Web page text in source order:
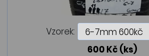
Vzorek:
600 Kč (ks)